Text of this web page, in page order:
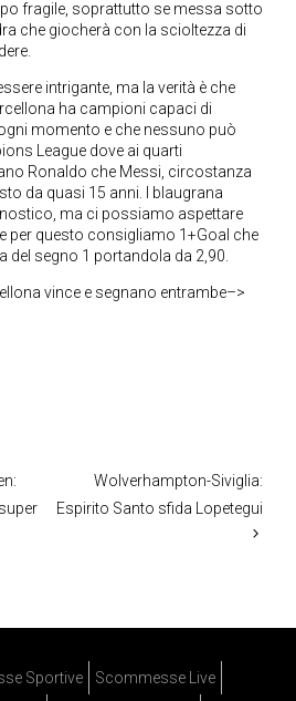
fragile, soprattutto se messa sotto
che giocherà con la scioltezza di
intrigante, ma la verità è che
ha campioni capaci di
momento e che nessuno può
League dove ai quarti
Ronaldo che Messi, circostanza
da quasi 15 anni. I blaugrana
ma ci possiamo aspettare
per questo consigliamo 1+Goal che
del segno 1 portandola da 2,90.
vince e segnano entrambe–>
Wolverhampton-Siviglia:
Espirito Santo sfida Lopetegui
Sportive
Scommesse Live